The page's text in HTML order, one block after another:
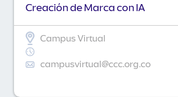
Creación de Marca con IA
Campus Virtual
campusvirtual@ccc.org.co